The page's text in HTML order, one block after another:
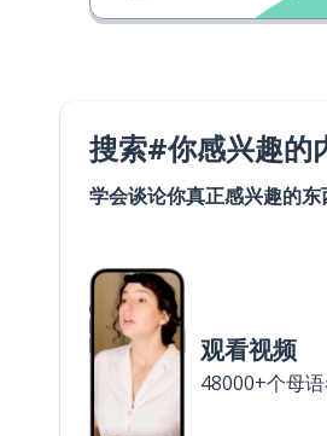
搜索#你感兴趣的
学会谈论你真正感兴趣的东
观看视频
48000+个母